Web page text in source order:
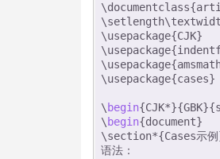
\usepackage{CJK}
\usepackage{cases}
\ begin
\ begin{document}
\section*{Cases示
语法：